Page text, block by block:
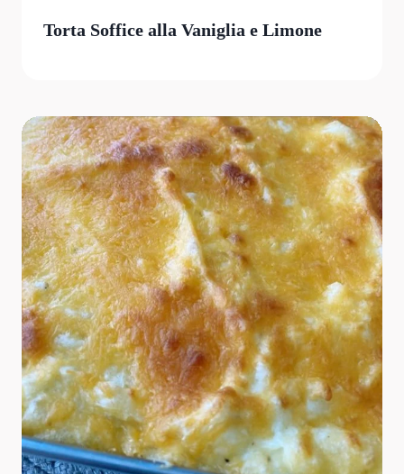
Torta Soffice alla Vaniglia e Limone